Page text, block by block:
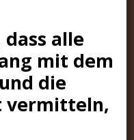
dass alle
mit dem
die
vermitteln,